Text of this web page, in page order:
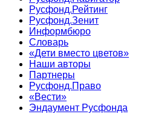
Русфонд.Рейтинг
Русфонд.Зенит
Информбюро
Словарь
«Дети вместо цветов»
Наши авторы
Партнеры
Русфонд.Право
«Вести»
Эндаумент Русфонда